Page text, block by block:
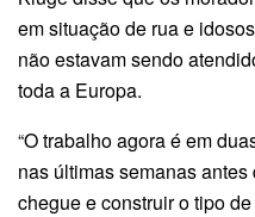
em situação de rua e
não estavam sendo
toda a Europa.
“O trabalho agora é em
nas últimas semanas
chegue e construir o tipo